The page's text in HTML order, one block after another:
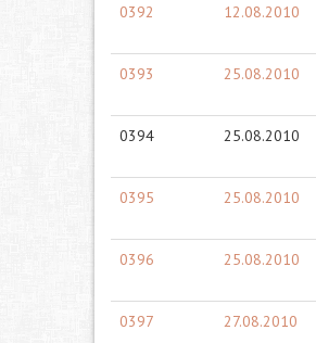
0392 12.08.2010
0393 25.08.2010
0394 25.08.2010
0395 25.08.2010
0396 25.08.2010
0397 27.08.2010